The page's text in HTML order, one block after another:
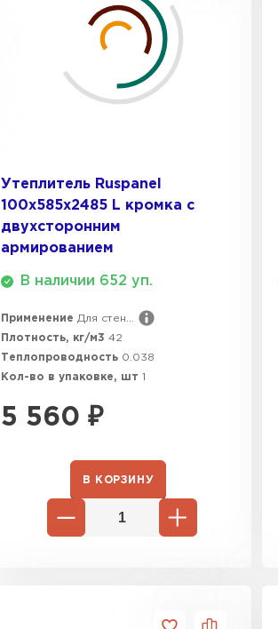
Утеплитель Ruspanel
100х585х2485 L кромка с
двухсторонним
армированием
В наличии 652 уп.
Применение Для стен...
Плотность, кг/м3 42
Теплопроводность 0.038
Кол-во в упаковке, шт 1
5 560 ₽
В КОРЗИНУ